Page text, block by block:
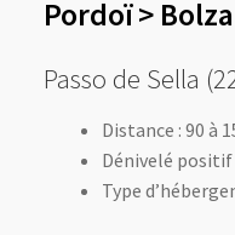
Pordoï>
Passo de Sella
Distance : 90 à
Dénivelé positif
Type